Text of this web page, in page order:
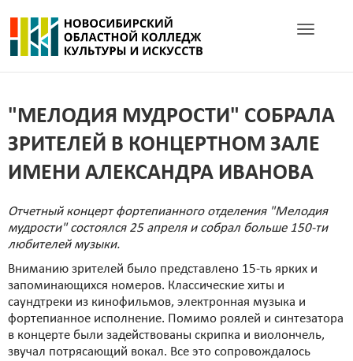
Toggle
"МЕЛОДИЯ МУДРОСТИ" СОБРАЛА
ЗРИТЕЛЕЙ В КОНЦЕРТНОМ ЗАЛЕ
ИМЕНИ АЛЕКСАНДРА ИВАНОВА
Отчетный концерт фортепианного отделения "Мелодия
мудрости" состоялся 25 апреля и собрал больше 150-ти
любителей музыки.
Вниманию зрителей было представлено 15-ть ярких и
запоминающихся номеров. Классические хиты и
саундтреки из кинофильмов, электронная музыка и
фортепианное исполнение. Помимо роялей и синтезатора
в концерте были задействованы скрипка и виолончель,
звучал потрясающий вокал. Все это сопровождалось